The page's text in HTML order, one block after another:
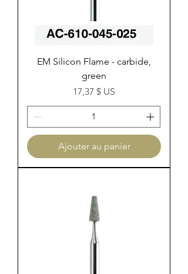
EM Silicon Flame - carbide,
green
Prix
17,37 $ US
Ajouter au panier